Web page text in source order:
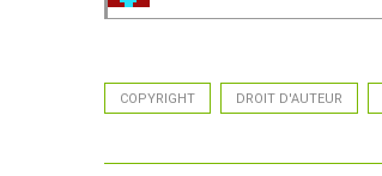
COPYRIGHT DROIT D'AUTEUR